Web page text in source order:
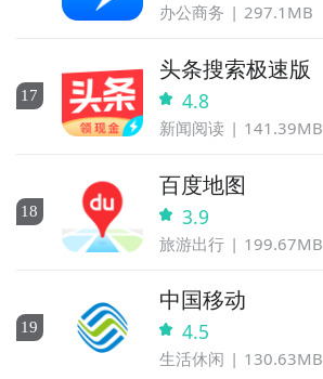
办公商务 297.1MB
17
头条搜索极速版
4.8
新闻阅读 141.39MB
18
百度地图
3.9
旅游出行 199.67MB
19
中国移动
4.5
生活休闲 130.63MB